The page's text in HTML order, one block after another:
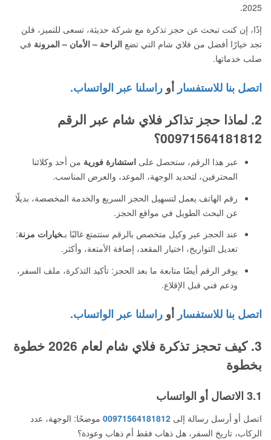
2025.
إذًا، إن كنت تبحث عن حجز تذكرة مع شركة حديثة، تسعى للتميز، فلن
تجد خيارًا أفضل من فلاي شام التي تضع الراحة – الأمان – المرونة في
صلب خدماتها.
اتصل بنا للاستفسار أو راسلنا عبر الواتساب.
2. لماذا حجز تذاكر فلاي شام عبر الرقم
00971564181812؟
عبر هذا الرقم، ستحصل على استشارة فورية من أحد وكلائنا
المحترفين، لتحديد الوجهة، الموعد، والعرض المناسب.
رقم الهاتف يعمل لتسهيل الحجز السريع والخدمة المخصصة، بديلًا
عن البحث الطويل في مواقع الحجز.
عند الحجز عبر وكيل متخصص بالرقم ستتمتع غالبًا بـخيارات مرنة:
تعديل التواريخ، اختيار المقعد، إضافة الأمتعة، وأكثر.
يوفر الرقم أيضًا متابعة ما بعد الحجز: تأكيد التذكرة، ملف السفر،
ودعم فني قبل الإقلاع.
اتصل بنا للاستفسار أو راسلنا عبر الواتساب.
3. كيف تحجز تذكرة فلاي شام لعام 2026 خطوة
بخطوة
3.1 الاتصال أو الواتساب
اتصل أو أرسل رسالة إلى 00971564181812 موضحًا: الوجهة، عدد
الركاب، تاريخ السفر، هل ذهاب فقط أم ذهاب وعودة؟